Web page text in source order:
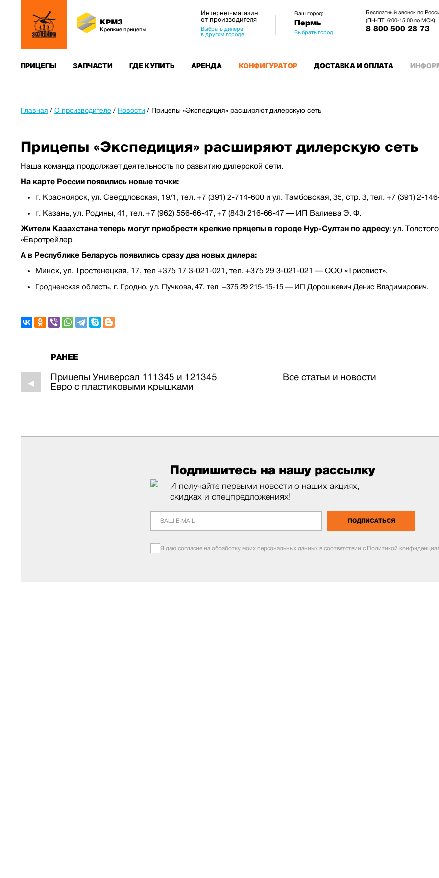
Интернет-магазин
от производителя
Выбрать дилера
в другом городе
Ваш город:
Пермь
Выбрать город
Бесплатный звонок по
(ПН-ПТ, 6:00-15:00 по МСК)
8 800 500 28 73
ПРИЦЕПЫ ЗАПЧАСТИ ГДЕ КУПИТЬ АРЕНДА КОНФИГУРАТОР ДОСТАВКА И ОПЛАТА
Главная / О производителе / Новости / Прицепы «Экспедиция» расширяют дилерскую сеть
Прицепы «Экспедиция» расширяют дилерскую сеть
Наша команда продолжает деятельность по развитию дилерской сети.
На карте России появились новые точки:
г. Красноярск, ул. Свердловская, 19/1, тел. +7 (391) 2-714-600 и ул. Тамбовская, 35, стр. 3, тел. +7 (391) 2-
г. Казань, ул. Родины, 41, тел. +7 (962) 556-66-47, +7 (843) 216-66-47 — ИП Валиева Э. Ф.
Жители Казахстана теперь могут приобрести крепкие прицепы в городе Нур-Султан по адресу: ул.
«Евротрейлер.
А в Республике Беларусь появились сразу два новых дилера:
Минск, ул. Тростенецкая, 17, тел +375 17 3-021-021, тел. +375 29 3-021-021 — ООО «Триовист».
Гродненская область, г. Гродно, ул. Пучкова, 47, тел. +375 29 215-15-15 — ИП Дорошкевич Денис Владимирович.
РАНЕЕ
◀
Прицепы Универсал 111345 и 121345
Евро с пластиковыми крышками
Все статьи и новости
Подпишитесь на нашу рассылку
И получайте первыми новости о наших акциях,
скидках и спецпредложениях!
ПОДПИСАТЬСЯ
Я даю согласие на обработку моих персональных данных в соответствии с Политикой